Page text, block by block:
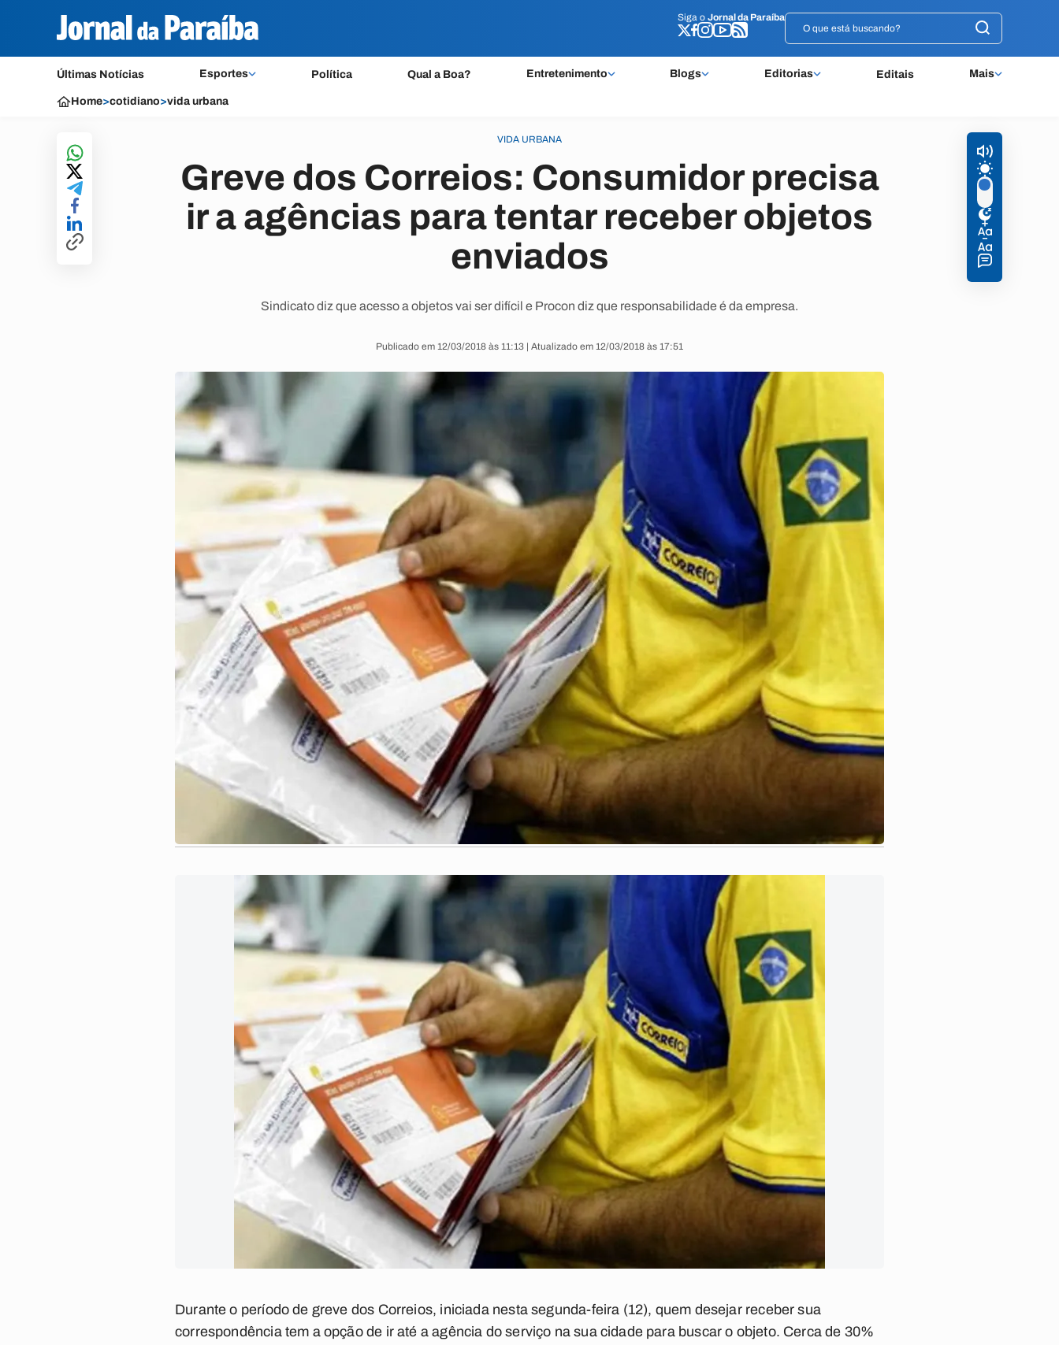
Siga o Jornal da Paraíba
Últimas Notícias Esportes Política Qual a Boa? Entretenimento Blogs Editorias Editais Mais
Siga o Jornal da Paraíba
Home>cotidiano>vida urbana
VIDA URBANA
Greve dos Correios: Consumidor precisa
ir a agências para tentar receber objetos
enviados
Sindicato diz que acesso a objetos vai ser difícil e Procon diz que responsabilidade é da empresa.
Publicado em 12/03/2018 às 11:13 | Atualizado em 12/03/2018 às 17:51
Durante o período de greve dos Correios, iniciada nesta segunda-feira (12), quem desejar receber sua
correspondência tem a opção de ir até a agência do serviço na sua cidade para buscar o objeto. Cerca de 30%